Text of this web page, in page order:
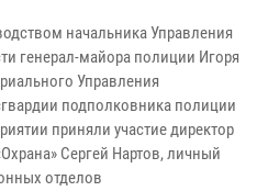
начальника Управления
генерал-майора полиции Игоря
Управления
подполковника полиции
приняли участие директор
Сергей Нартов, личный
отделов